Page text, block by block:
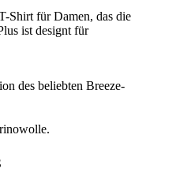
Shirt für Damen, das die
ist designt für
des beliebten Breeze-